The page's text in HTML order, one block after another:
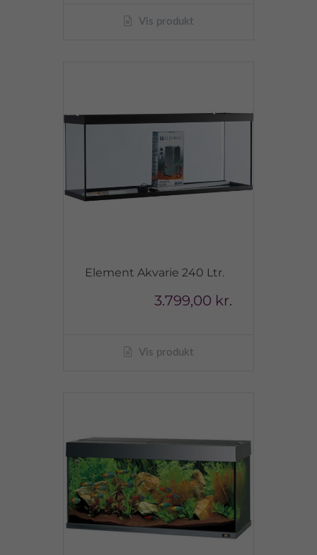
Vis produkt
Element Akvarie 240 Ltr.
3.799,00 kr.
Vis produkt